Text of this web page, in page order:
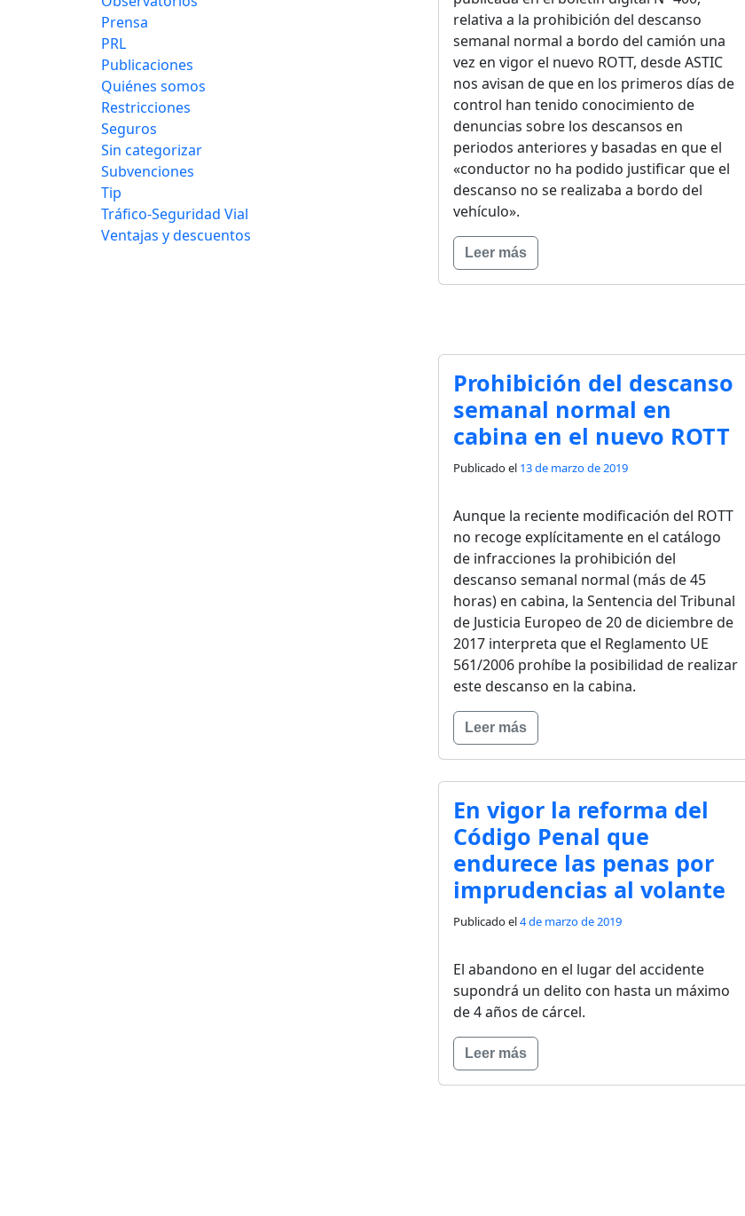
relativa a la prohibición del descanso
semanal normal a bordo del camión una
vez en vigor el nuevo ROTT, desde ASTIC
nos avisan de que en los primeros días de
control han tenido conocimiento de
denuncias sobre los descansos en
periodos anteriores y basadas en que el
«conductor no ha podido justificar que el
descanso no se realizaba a bordo del
vehículo».
Leer más
Prohibición del descanso
semanal normal en
cabina en el nuevo ROTT
Publicado el 13 de marzo de 2019
Aunque la reciente modificación del ROTT
no recoge explícitamente en el catálogo
de infracciones la prohibición del
descanso semanal normal (más de 45
horas) en cabina, la Sentencia del Tribunal
de Justicia Europeo de 20 de diciembre de
2017 interpreta que el Reglamento UE
561/2006 prohíbe la posibilidad de realizar
este descanso en la cabina.
Leer más
En vigor la reforma del
Código Penal que
endurece las penas por
imprudencias al volante
Publicado el4 de marzo de 2019
El abandono en el lugar del accidente
supondrá un delito con hasta un máximo
de 4 años de cárcel.
Leer más
Prensa
PRL
Publicaciones
Quiénes somos
Restricciones
Seguros
Sin categorizar
Subvenciones
Tip
Tráfico-Seguridad Vial
Ventajas y descuentos